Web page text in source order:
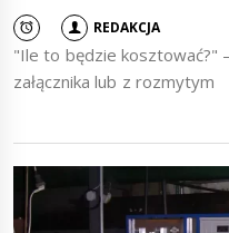
REDAKCJA
"Ile to będzie kosztować?"
załącznika lub z rozmytym